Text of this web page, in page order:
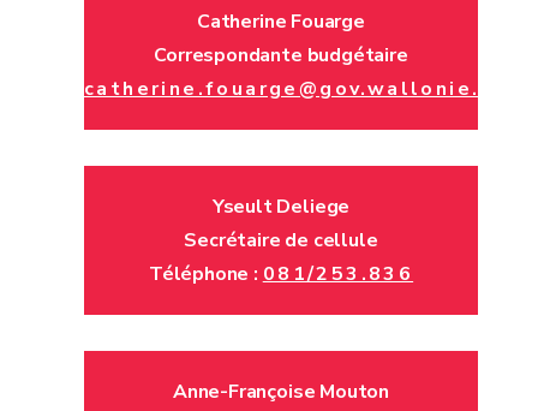
Catherine Fouarge
Correspondante budgétaire
catherine.fouarge@gov.wallonie.be
Yseult Deliege
Secrétaire de cellule
Téléphone : 081/253.836
Anne-Françoise Mouton